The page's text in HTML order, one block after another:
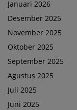
Januari 2026
Desember 2025
November 2025
Oktober 2025
September 2025
Agustus 2025
Juli 2025
Juni 2025